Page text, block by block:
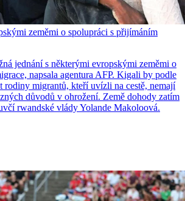
zeměmi o spolupráci s přijímáním
jednání s některými evropskými zeměmi o
napsala agentura AFP. Kigali by podle
rodiny migrantů, kteří uvízli na cestě, nemají
důvodů v ohrožení. Země dohody zatím
rwandské vlády Yolande Makoloová.